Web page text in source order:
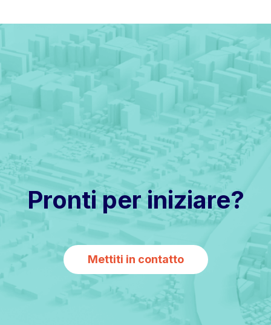
Pronti per iniziare?
Mettiti in contatto